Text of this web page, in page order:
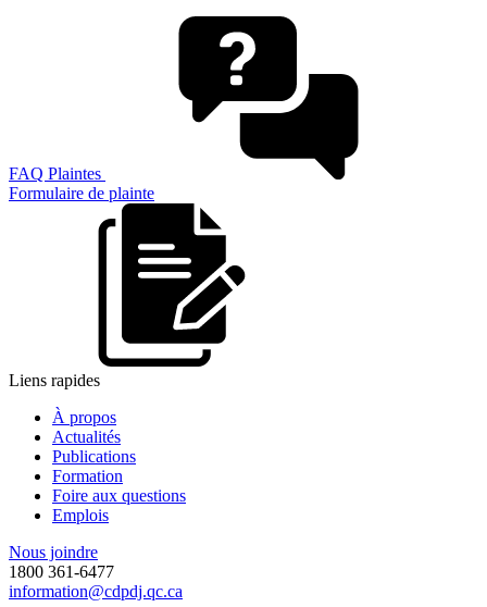
FAQ Plaintes
Formulaire de plainte
Liens rapides
À propos
Actualités
Publications
Formation
Foire aux questions
Emplois
Nous joindre
1800 361-6477
information@cdpdj.qc.ca